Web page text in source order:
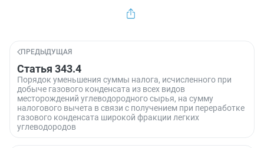
ПРЕДЫДУЩАЯ
Статья 343.4
Порядок уменьшения суммы налога, исчисленного при
добыче газового конденсата из всех видов
месторождений углеводородного сырья, на сумму
налогового вычета в связи с получением при переработке
газового конденсата широкой фракции легких
углеводородов